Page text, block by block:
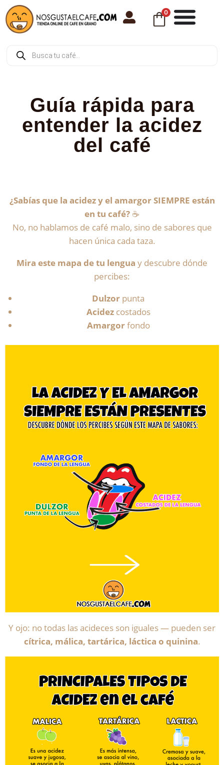
0
Guía rápida para
entender la acidez
del café
¿Sabías que la acidez y el amargor SIEMPRE están
en tu café? ☕
No, no hablamos de café malo, sino de sabores que
hacen única cada taza.
Mira este mapa de tu lengua y descubre dónde
percibes:
Dulzor punta
Acidezcostados
Amargorfondo
Y ojo: no todas las acideces son iguales — pueden ser
cítrica, málica, tartárica, láctica o quinina.